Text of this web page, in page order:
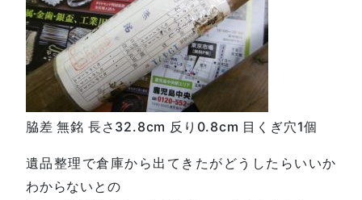
脇差 無銘 長さ32.8cm 反り0.8cm 目くぎ穴1個
遺品整理で倉庫から出てきたがどうしたらいいか
わからないとの